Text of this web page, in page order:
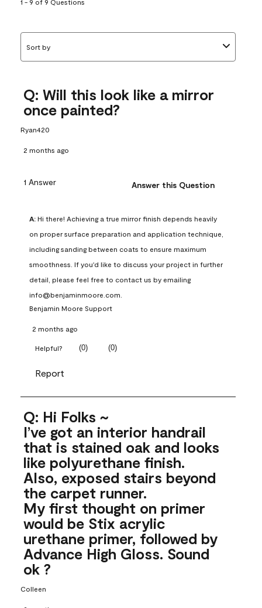
Sort by
Q: Will this look like a mirror
once painted?
Ryan420
2 months ago
1 Answer Answer this Question
A: Hi there! Achieving a true mirror finish depends heavily
on proper surface preparation and application technique,
including sanding between coats to ensure maximum
smoothness. If you'd like to discuss your project in further
detail, please feel free to contact us by emailing
info@benjaminmoore.com.
Benjamin Moore Support
2 months ago
Helpful? (0) (0)
Report
Q: Hi Folks ~
I’ve got an interior handrail
that is stained oak and looks
like polyurethane finish.
Also, exposed stairs beyond
the carpet runner.
My first thought on primer
would be Stix acrylic
urethane primer, followed by
Advance High Gloss. Sound
ok ?
Colleen